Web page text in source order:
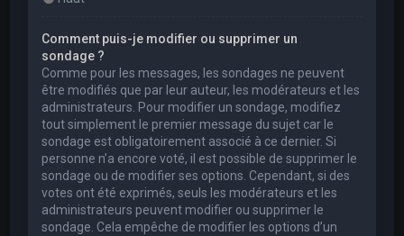
Comment puis-je modifier ou supprimer un
sondage ?
Comme pour les messages, les sondages ne peuvent
être modifiés que par leur auteur, les modérateurs et les
administrateurs. Pour modifier un sondage, modifiez
tout simplement le premier message du sujet car le
sondage est obligatoirement associé à ce dernier. Si
personne n’a encore voté, il est possible de supprimer le
sondage ou de modifier ses options. Cependant, si des
votes ont été exprimés, seuls les modérateurs et les
administrateurs peuvent modifier ou supprimer le
sondage. Cela empêche de modifier les options d’un